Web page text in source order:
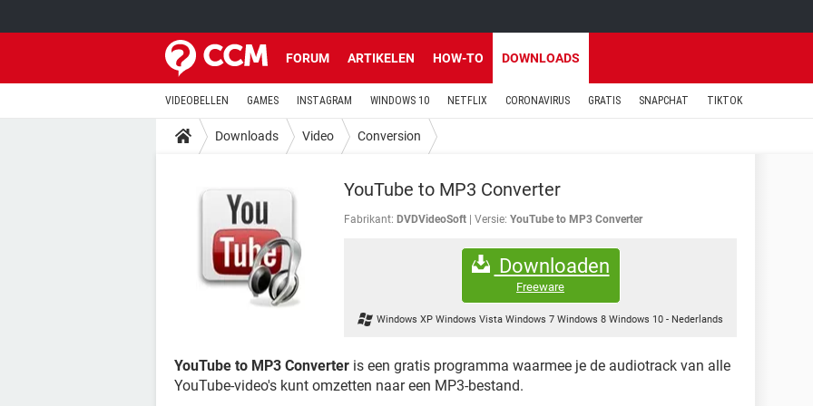
FORUM ARTIKELEN HOW-TO DOWNLOADS
VIDEOBELLEN GAMES INSTAGRAM WINDOWS 10 NETFLIX CORONAVIRUS GRATIS SNAPCHAT TIKTOK
Downloads Video Conversion
YouTube to MP3 Converter
Fabrikant: DVDVideoSoft Versie: YouTube to MP3 Converter
Downloaden
Freeware
Windows XP Windows Vista Windows 7 Windows 8 Windows 10 - Nederlands
YouTube to MP3 Converter is een gratis programma waarmee je de audiotrack van alle
YouTube-video's kunt omzetten naar een MP3-bestand.